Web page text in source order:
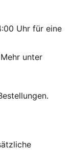
die
Uhr für eine
unter